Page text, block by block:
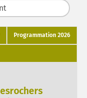
Programmation 2026